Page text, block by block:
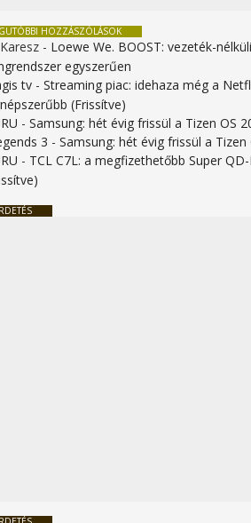
HOZZÁSZÓLÁSOK
- Loewe We. BOOST: vezeték-
egyszerűen
tv -Streaming piac: idehaza még a
(Frissítve)
-Samsung: hét évig frissül a Tizen OS
3 -Samsung: hét évig frissül a Tizen
- TCL C7L: a megfizethetőbb Super